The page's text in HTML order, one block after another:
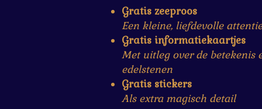
Gratis zeeproos
Een kleine, liefdevolle attentie
Gratis informatiekaartjes
Met uitleg over de betekenis
edelstenen
Gratis stickers
Als extra magisch detail